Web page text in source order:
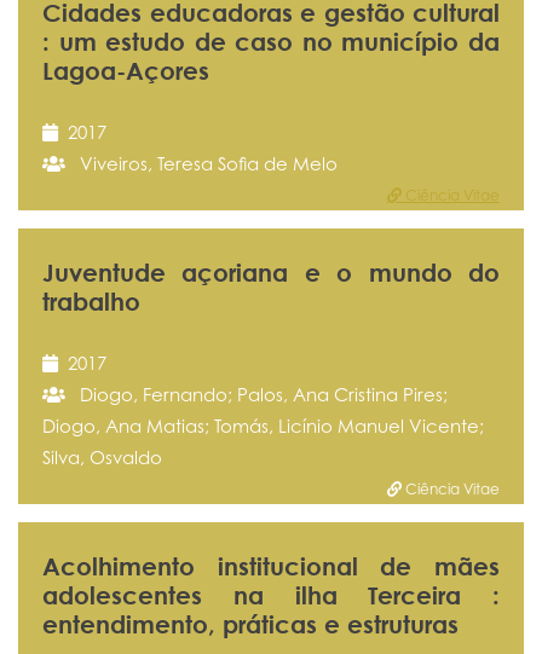
Cidades educadoras e gestão cultural
: um estudo de caso no município da
Lagoa-Açores
2017
Viveiros, Teresa Sofia de Melo
Ciência Vitae
Juventude açoriana e o mundo do
trabalho
2017
Diogo, Fernando; Palos, Ana Cristina Pires;
Diogo, Ana Matias; Tomás, Licínio Manuel Vicente;
Silva, Osvaldo
Ciência Vitae
Acolhimento institucional de mães
adolescentes na ilha Terceira :
entendimento, práticas e estruturas